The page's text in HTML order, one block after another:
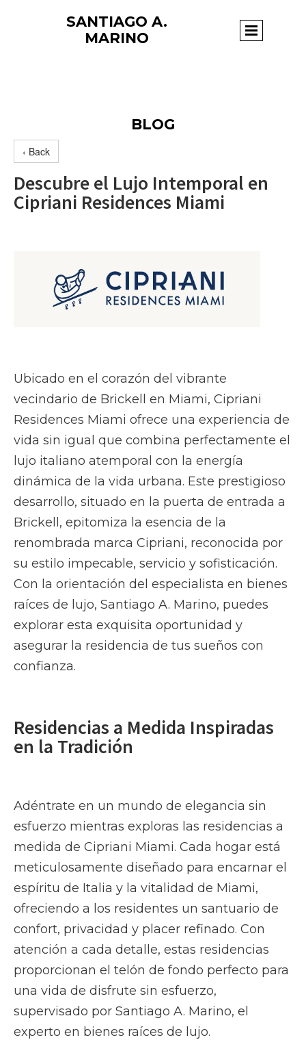
Page title
SANTIAGO A.
MARINO
BLOG
‹ Back
Descubre el Lujo Intemporal en
Cipriani Residences Miami
Ubicado en el corazón del vibrante
vecindario de Brickell en Miami, Cipriani
Residences Miami ofrece una experiencia de
vida sin igual que combina perfectamente el
lujo italiano atemporal con la energía
dinámica de la vida urbana. Este prestigioso
desarrollo, situado en la puerta de entrada a
Brickell, epitomiza la esencia de la
renombrada marca Cipriani, reconocida por
su estilo impecable, servicio y sofisticación.
Con la orientación del especialista en bienes
raíces de lujo, Santiago A. Marino, puedes
explorar esta exquisita oportunidad y
asegurar la residencia de tus sueños con
confianza.
Residencias a Medida Inspiradas
en la Tradición
Adéntrate en un mundo de elegancia sin
esfuerzo mientras exploras las residencias a
medida de Cipriani Miami. Cada hogar está
meticulosamente diseñado para encarnar el
espíritu de Italia y la vitalidad de Miami,
ofreciendo a los residentes un santuario de
confort, privacidad y placer refinado. Con
atención a cada detalle, estas residencias
proporcionan el telón de fondo perfecto para
una vida de disfrute sin esfuerzo,
supervisado por Santiago A. Marino, el
experto en bienes raíces de lujo.